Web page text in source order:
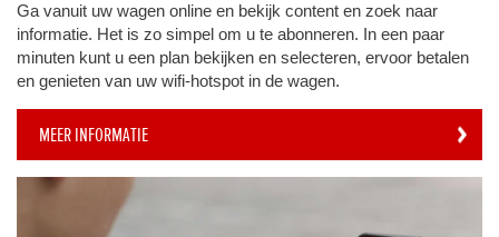
Ga vanuit uw wagen online en bekijk content en zoek naar
informatie. Het is zo simpel om u te abonneren. In een paar
minuten kunt u een plan bekijken en selecteren, ervoor betalen
en genieten van uw wifi-hotspot in de wagen.
MEER INFORMATIE